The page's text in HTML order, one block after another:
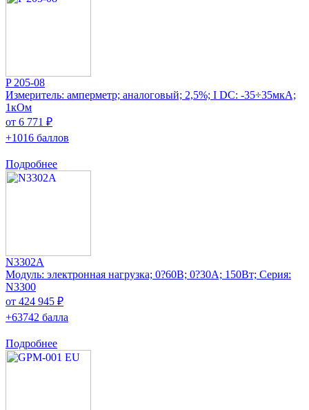
P 205-08
Измеритель: амперметр; аналоговый; 2,5%; I DC: -35÷35мкА;
1кОм
от 6 771 ₽
+1016 баллов
Подробнее
N3302A
Модуль: электронная нагрузка; 0?60В; 0?30А; 150Вт; Серия:
N3300
от 424 945 ₽
+63742 балла
Подробнее